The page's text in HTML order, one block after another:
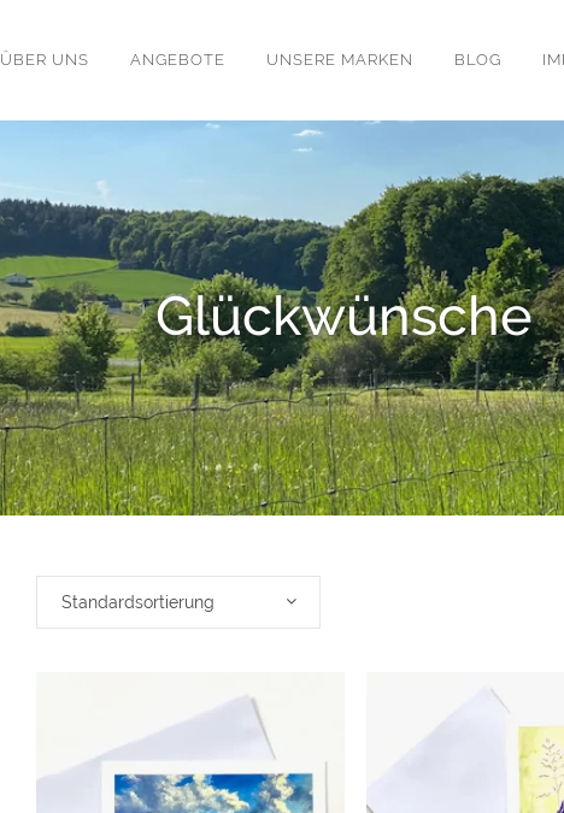
ÜBER UNS ANGEBOTE UNSERE MARKEN BLOG
Glückwünsche
Standardsortierung